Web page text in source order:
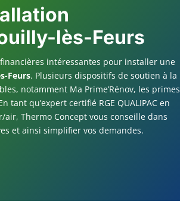
lès-Feurs
intéressantes pour installer une
Feurs. Plusieurs dispositifs de soutien à la
notamment Ma Prime’Rénov, les primes
tant qu’expert certifié RGE QUALIPAC en
Thermo Concept vous conseille dans
et ainsi simplifier vos demandes.